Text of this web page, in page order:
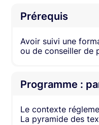
Prérequis
Avoir suivi une
ou de conseiller de
Programme :
Le contexte
La pyramide des